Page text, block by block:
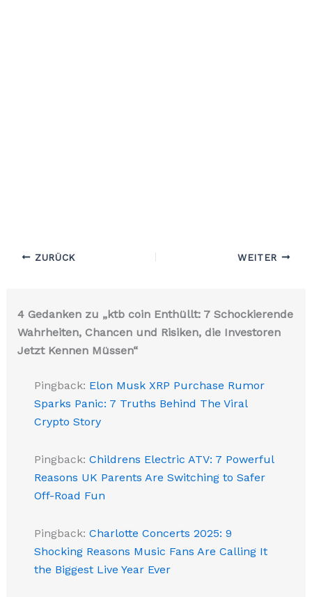
ZURÜCK WEITER
4 Gedanken zu „ktb coin Enthüllt: 7 Schockierende
Wahrheiten, Chancen und Risiken, die Investoren
Jetzt Kennen Müssen“
Pingback: Elon Musk XRP Purchase Rumor
Sparks Panic: 7 Truths Behind The Viral
Crypto Story
Pingback: Childrens Electric ATV: 7 Powerful
Reasons UK Parents Are Switching to Safer
Off-Road Fun
Pingback: Charlotte Concerts 2025: 9
Shocking Reasons Music Fans Are Calling It
the Biggest Live Year Ever